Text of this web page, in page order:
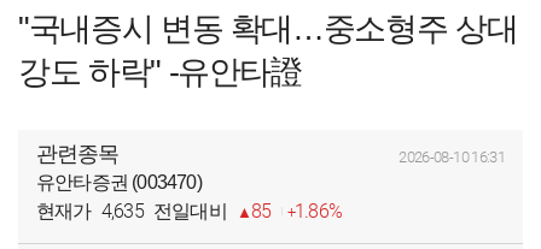
"국내증시 변동 확대…중소형주 상대
강도 하락" -유안타證
관련종목 2026-08-10 16:31
유안타증권 (003470)
현재가 4,635 전일대비 85 1.86%